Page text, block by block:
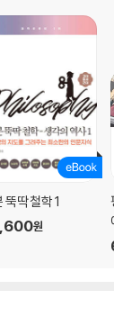
_소크라테스, 에피
타인, 「컨택트」
서 실망한 「성당」
이유 _플라톤, 니체
벤야민, 비비안 마이
이든 _핸슨, 토머스
때는 철학만 공부하고 싶은
뚝딱 철학 1
원